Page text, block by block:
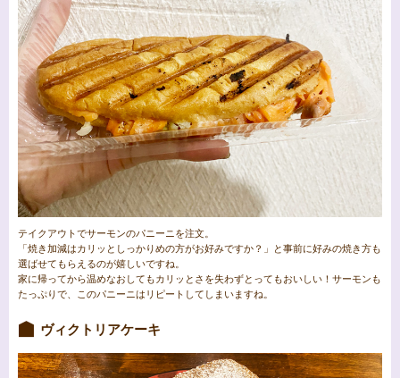
テイクアウトでサーモンのパニーニを注文。
「焼き加減はカリッとしっかりめの方がお好みですか？」と事前に好みの焼き方も
選ばせてもらえるのが嬉しいですね。
家に帰ってから温めなおしてもカリッとさを失わずとってもおいしい！サーモンも
たっぷりで、このパニーニはリピートしてしまいますね。
ヴィクトリアケーキ